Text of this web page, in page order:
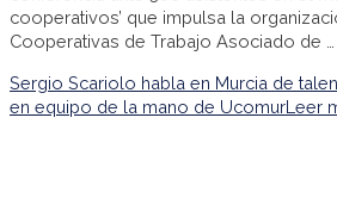
cooperativos’ que impulsa la
Cooperativas de Trabajo Asociado de …
Sergio Scariolo habla en Murcia de
en equipo de la mano de UcomurLeer